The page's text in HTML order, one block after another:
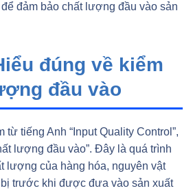
đảm bảo chất lượng đầu vào sản
đúng về kiểm
đầu vào
từ tiếng Anh “Input Quality Control”,
lượng đầu vào”. Đây là quá trình
lượng của hàng hóa, nguyên vật
bị trước khi được đưa vào sản xuất